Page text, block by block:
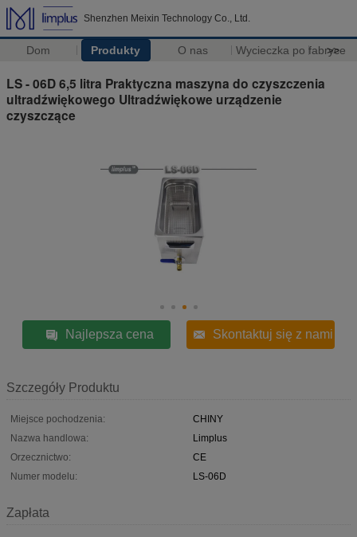
Shenzhen Meixin Technology Co., Ltd.
Dom Produkty O nas Wycieczka po fabryce
>>
LS - 06D 6,5 litra Praktyczna maszyna do czyszczenia
ultradźwiękowego Ultradźwiękowe urządzenie
czyszczące
Najlepsza cena Skontaktuj się z nami
Szczegóły Produktu
Miejsce pochodzenia:
CHINY
Nazwa handlowa:
Limplus
Orzecznictwo:
CE
Numer modelu:
LS-06D
Zapłata